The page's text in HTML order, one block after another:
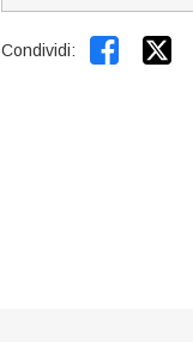
Condividi: 